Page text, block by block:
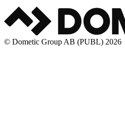
© Dometic Group AB (PUBL) 2026